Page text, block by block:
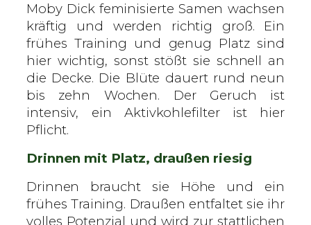
Moby Dick feminisierte Samen wachsen
kräftig und werden richtig groß. Ein
frühes Training und genug Platz sind
hier wichtig, sonst stößt sie schnell an
die Decke. Die Blüte dauert rund neun
bis zehn Wochen. Der Geruch ist
intensiv, ein Aktivkohlefilter ist hier
Pflicht.
Drinnen mit Platz, draußen riesig
Drinnen braucht sie Höhe und ein
frühes Training. Draußen entfaltet sie ihr
volles Potenzial und wird zur stattlichen